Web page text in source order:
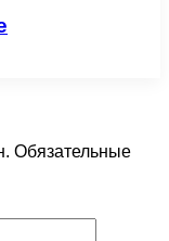
Обязательные